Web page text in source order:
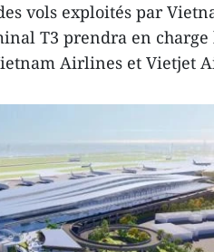
vols exploités par
T3 prendra en charge
Airlines et Vietjet